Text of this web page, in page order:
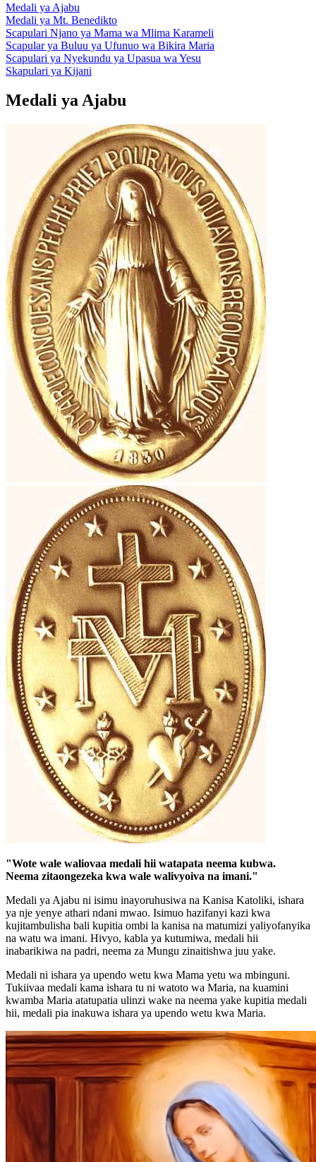
Medali ya Ajabu
Medali ya Mt. Benedikto
Scapulari Njano ya Mama wa Mlima Karameli
Scapular ya Buluu ya Ufunuo wa Bikira Maria
Scapulari ya Nyekundu ya Upasua wa Yesu
Skapulari ya Kijani
Medali ya Ajabu
"Wote wale waliovaa medali hii watapata neema kubwa.
Neema zitaongezeka kwa wale walivyoiva na imani."
Medali ya Ajabu ni isimu inayoruhusiwa na Kanisa Katoliki, ishara
ya nje yenye athari ndani mwao. Isimuo hazifanyi kazi kwa
kujitambulisha bali kupitia ombi la kanisa na matumizi yaliyofanyika
na watu wa imani. Hivyo, kabla ya kutumiwa, medali hii
inabarikiwa na padri, neema za Mungu zinaitishwa juu yake.
Medali ni ishara ya upendo wetu kwa Mama yetu wa mbinguni.
Tukiivaa medali kama ishara tu ni watoto wa Maria, na kuamini
kwamba Maria atatupatia ulinzi wake na neema yake kupitia medali
hii, medali pia inakuwa ishara ya upendo wetu kwa Maria.